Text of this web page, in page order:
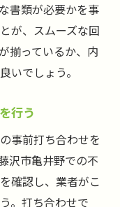
書類が必要かを事
が、スムーズな回
揃っているか、内
いでしょう。
行う
事前打ち合わせを
沢市亀井野での不
確認し、業者がこ
。打ち合わせで